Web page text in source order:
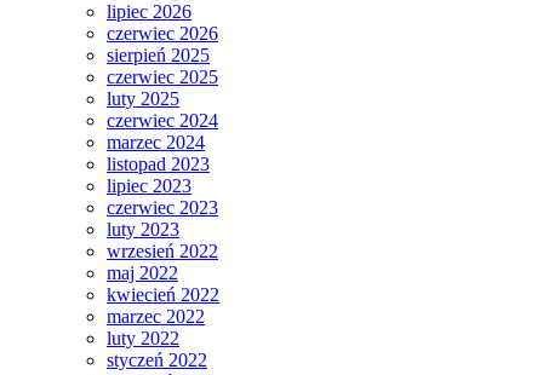
lipiec 2026
czerwiec 2026
sierpień 2025
czerwiec 2025
luty 2025
czerwiec 2024
marzec 2024
listopad 2023
lipiec 2023
czerwiec 2023
luty 2023
wrzesień 2022
maj 2022
kwiecień 2022
marzec 2022
luty 2022
styczeń 2022